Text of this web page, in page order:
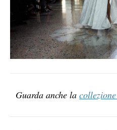
Guarda anche la